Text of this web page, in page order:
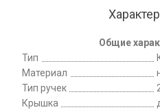
Общие
Тип
Материал
Тип ручек
Крышка